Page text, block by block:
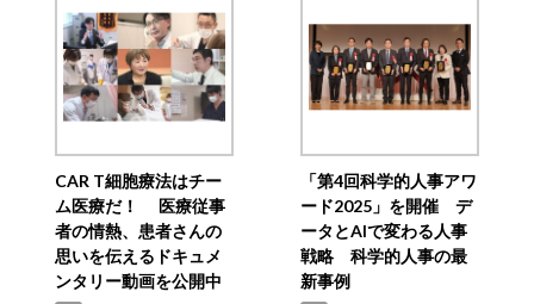
CAR T細胞療法はチー
ム医療だ！ 医療従事
者の情熱、患者さんの
思いを伝えるドキュメ
ンタリー動画を公開中
「第4回科学的人事アワ
ード2025」を開催 デ
ータとAIで変わる人事
戦略 科学的人事の最
新事例